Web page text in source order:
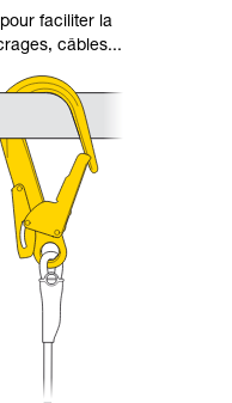
faciliter la
câbles...